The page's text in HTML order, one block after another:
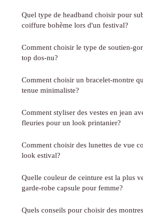
Quel type de headband choisir pour
coiffure bohème lors d'un festival?
Comment choisir le type de soutien-
top dos-nu?
Comment choisir un bracelet-montre
tenue minimaliste?
Comment styliser des vestes en jean
fleuries pour un look printanier?
Comment choisir des lunettes de vue
look estival?
Quelle couleur de ceinture est la plus
garde-robe capsule pour femme?
Quels conseils pour choisir des